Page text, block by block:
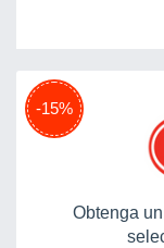
-15%
Obtenga